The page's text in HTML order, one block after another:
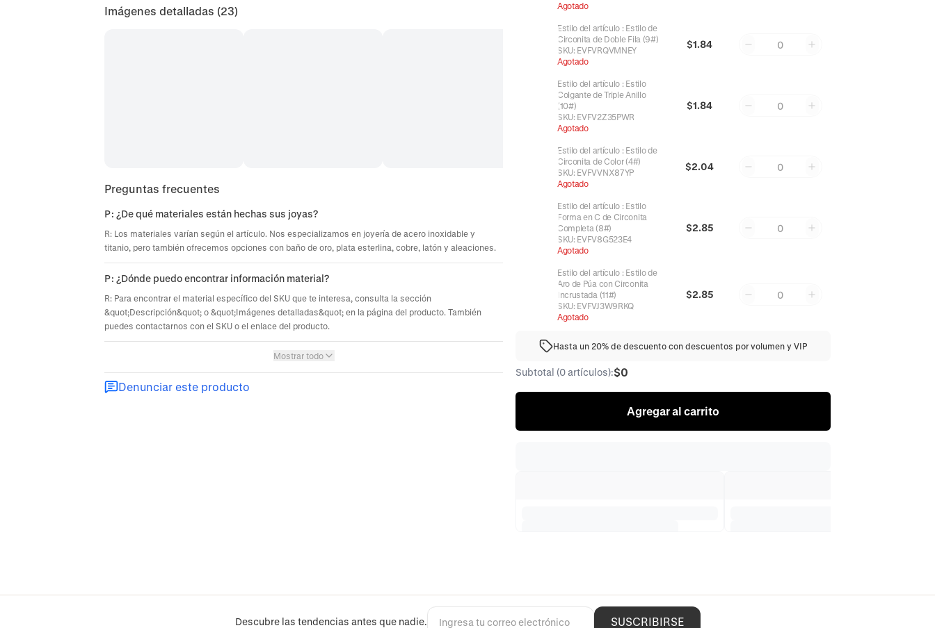
Imágenes detalladas (23)
Preguntas frecuentes
P: ¿De qué materiales están hechas sus joyas?
R: Los materiales varían según el artículo. Nos especializamos en joyería de acero inoxidable y
titanio, pero también ofrecemos opciones con baño de oro, plata esterlina, cobre, latón y aleaciones.
P: ¿Dónde puedo encontrar información material?
R: Para encontrar el material específico del SKU que te interesa, consulta la sección
&quot;Descripción&quot; o &quot;Imágenes detalladas&quot; en la página del producto. También
puedes contactarnos con el SKU o el enlace del producto.
Mostrar todo
Denunciar este producto
Agotado
Estilo del artículo : Estilo de
Circonita de Doble Fila (9#)
SKU: EVFVRQVMNEY
Agotado
$1.84 0
Estilo del artículo : Estilo
Colgante de Triple Anillo
(10#)
SKU: EVFV2Z35PWR
Agotado
$1.84 0
Estilo del artículo : Estilo de
Circonita de Color (4#)
SKU: EVFVVNX87YP
Agotado
$2.04 0
Estilo del artículo : Estilo
Forma en C de Circonita
Completa (8#)
SKU: EVFV8G523E4
Agotado
$2.85 0
Estilo del artículo : Estilo de
Aro de Púa con Circonita
Incrustada (11#)
SKU: EVFVJ3W9RKQ
Agotado
$2.85 0
Hasta un 20% de descuento con descuentos por volumen y VIP
Subtotal (0 artículos):$0
Agregar al carrito
Descubre las tendencias antes que nadie. SUSCRIBIRSE